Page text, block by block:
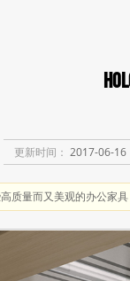
更新时间： 2017-06-16
质量而又美观的办公家